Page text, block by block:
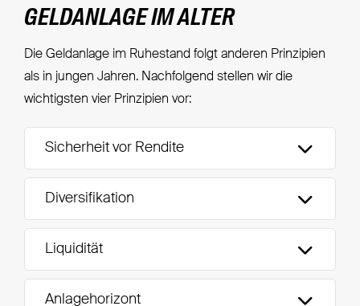
GELDANLAGE IM ALTER
Die Geldanlage im Ruhestand folgt anderen Prinzipien
als in jungen Jahren. Nachfolgend stellen wir die
wichtigsten vier Prinzipien vor:
Sicherheit vor Rendite
Diversifikation
Liquidität
Anlagehorizont